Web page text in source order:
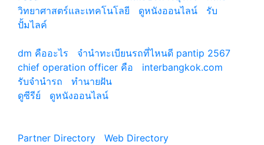
วิทยาศาสตร์และเทคโนโลยี
ดูหนังออนไลน์
รับ
ปั้มไลค์
dm คืออะไร
จํานําทะเบียนรถที่ไหนดี pantip 2567
chief operation officer คือ
interbangkok.com
รับจํานํารถ
ทํานายฝัน
ดูซีรีย์
ดูหนังออนไลน์
Partner Directory Web Directory